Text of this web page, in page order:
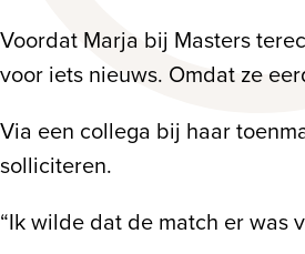
Voordat Marja bij Masters
voor iets nieuws. Omdat ze
Via een collega bij haar
solliciteren.
“Ik wilde dat de match er was